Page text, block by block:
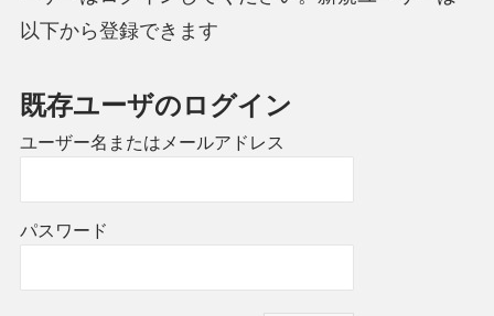
以下から登録できます
既存ユーザのログイン
ユーザー名またはメールアドレス
パスワード